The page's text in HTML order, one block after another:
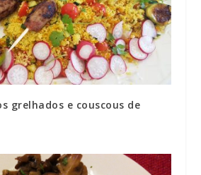
grelhados e couscous de